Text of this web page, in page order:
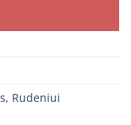
, Rudeniui